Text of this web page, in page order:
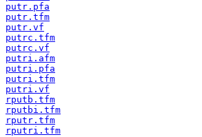
putr.pfa
putr.tfm
putr.vf
putrc.tfm
putrc.vf
putri.afm
putri.pfa
putri.tfm
putri.vf
rputb.tfm
rputbi.tfm
rputr.tfm
rputri.tfm